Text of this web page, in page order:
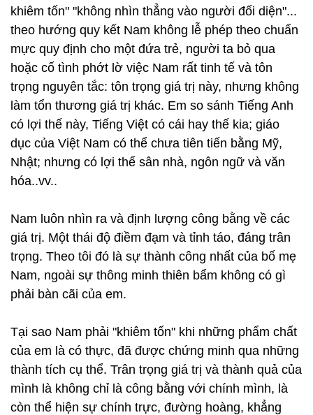
khiêm tốn" "không nhìn thẳng vào người đối diện"...
theo hướng quy kết Nam không lễ phép theo chuẩn
mực quy định cho một đứa trẻ, người ta bỏ qua
hoặc cố tình phớt lờ việc Nam rất tinh tế và tôn
trọng nguyên tắc: tôn trọng giá trị này, nhưng không
làm tổn thương giá trị khác. Em so sánh Tiếng Anh
có lợi thế này, Tiếng Việt có cái hay thế kia; giáo
dục của Việt Nam có thể chưa tiên tiến bằng Mỹ,
Nhật; nhưng có lợi thế sân nhà, ngôn ngữ và văn
hóa..vv..
Nam luôn nhìn ra và định lượng công bằng về các
giá trị. Một thái độ điềm đạm và tỉnh táo, đáng trân
trọng. Theo tôi đó là sự thành công nhất của bố mẹ
Nam, ngoài sự thông minh thiên bẩm không có gì
phải bàn cãi của em.
Tại sao Nam phải "khiêm tốn" khi những phẩm chất
của em là có thực, đã được chứng minh qua những
thành tích cụ thể. Trân trọng giá trị và thành quả của
mình là không chỉ là công bằng với chính mình, là
còn thể hiện sự chính trực, đường hoàng, khẳng